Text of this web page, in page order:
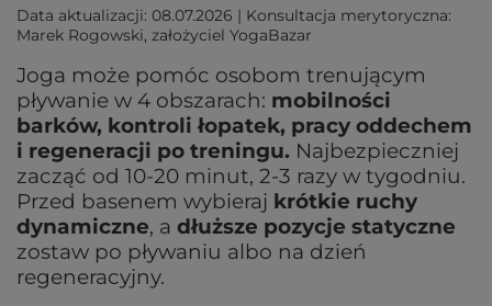
Data aktualizacji: 08.07.2026 | Konsultacja merytoryczna:
Marek Rogowski, założyciel YogaBazar
Joga może pomóc osobom trenującym
pływanie w 4 obszarach: mobilności
barków, kontroli łopatek, pracy oddechem
i regeneracji po treningu. Najbezpieczniej
zacząć od 10-20 minut, 2-3 razy w tygodniu.
Przed basenem wybieraj krótkie ruchy
dynamiczne, a dłuższe pozycje statyczne
zostaw po pływaniu albo na dzień
regeneracyjny.